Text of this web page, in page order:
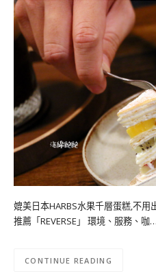
媲美日本HARBS水果千層蛋糕,不
推薦「REVERSE」 環境、服務、咖…
CONTINUE READING